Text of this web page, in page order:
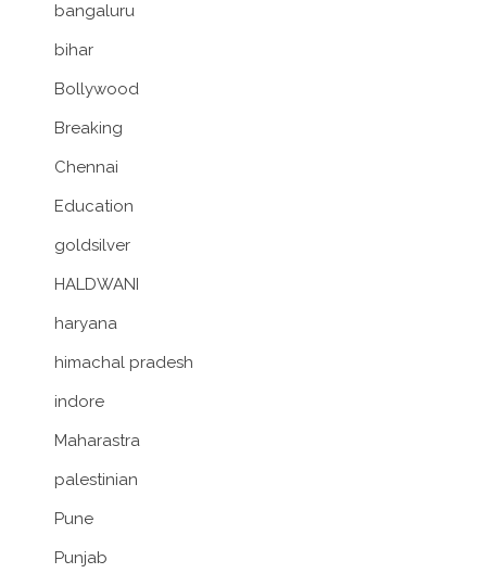
bangaluru
bihar
Bollywood
Breaking
Chennai
Education
goldsilver
HALDWANI
haryana
himachal pradesh
indore
Maharastra
palestinian
Pune
Punjab